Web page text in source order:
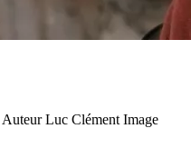
Auteur Luc Clément Image